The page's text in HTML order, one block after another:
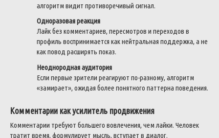
алгоритм видит противоречивый сигнал.
Одноразовая реакция
Лайк без комментариев, пересмотров и переходов в
профиль воспринимается как нейтральная поддержка, а не
как повод расширять показ.
Неоднородная аудитория
Если первые зрители реагируют по-разному, алгоритм
«замирает», ожидая более понятного паттерна поведения.
Комментарии как усилитель продвижения
Комментарии требуют большего вовлечения, чем лайки. Человек
тратит время, формулирует мысль, вступает в диалог.